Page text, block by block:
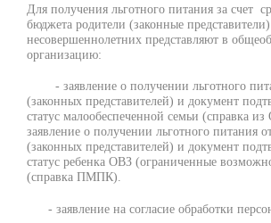
Для получения льготного питания за счет
бюджета родители (законные представители)
несовершеннолетних представляют в
организацию:
- заявление о получении льготного
(законных представителей) и документ
статус малообеспеченной семьи (справка
заявление о получении льготного питания
(законных представителей) и документ
статус ребенка ОВЗ (ограниченные
(справка ПМПК).
- заявление на согласие обработки